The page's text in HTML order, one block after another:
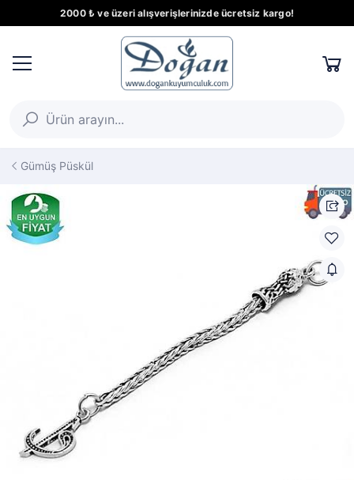
2000 ₺ ve üzeri alışverişlerinizde ücretsiz kargo!
Gümüş Püskül